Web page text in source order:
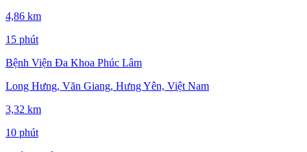
4,86 km
15 phút
Bệnh Viện Đa Khoa Phúc Lâm
Long Hưng, Văn Giang, Hưng Yên, Việt Nam
3,32 km
10 phút